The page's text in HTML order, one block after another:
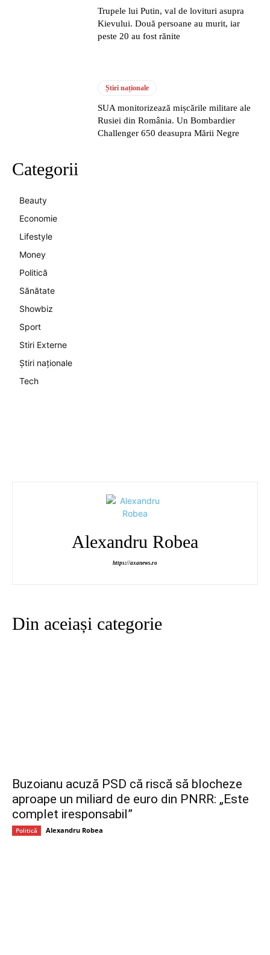
Trupele lui Putin, val de lovituri asupra
Kievului. Două persoane au murit, iar
peste 20 au fost rănite
Știri naționale
SUA monitorizează mișcările militare ale
Rusiei din România. Un Bombardier
Challenger 650 deasupra Mării Negre
Categorii
Beauty
Economie
Lifestyle
Money
Politică
Sănătate
Showbiz
Sport
Stiri Externe
Știri naționale
Tech
Alexandru Robea
https://axanews.ro
Din aceiași categorie
Buzoianu acuză PSD că riscă să blocheze
aproape un miliard de euro din PNRR: „Este
complet iresponsabil”
Politică Alexandru Robea